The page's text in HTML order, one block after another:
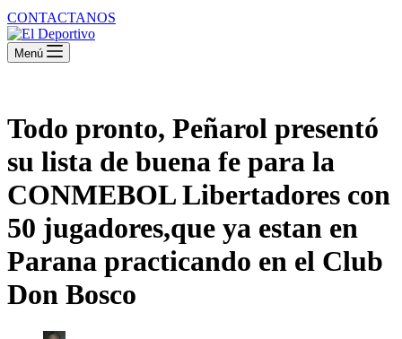
CONTACTANOS
Menú
Todo pronto, Peñarol presentó
su lista de buena fe para la
CONMEBOL Libertadores con
50 jugadores,que ya estan en
Parana practicando en el Club
Don Bosco